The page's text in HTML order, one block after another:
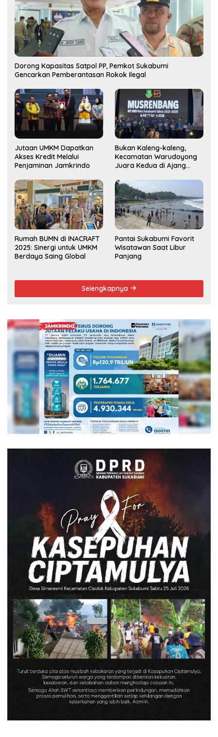
Dorong Kapasitas Satpol PP, Pemkot Sukabumi
Gencarkan Pemberantasan Rokok Ilegal
Jutaan UMKM Dapatkan
Akses Kredit Melalui
Penjaminan Jamkrindo
Bukan Kaleng-kaleng,
Kecamatan Warudoyong
Juara Kedua di Ajang
2025
Rumah BUMN di INACRAFT
2025: Sinergi untuk UMKM
Berdaya Saing Global
Pantai Sukabumi Favorit
Wisatawan Saat Libur
Panjang
Selengkapnya